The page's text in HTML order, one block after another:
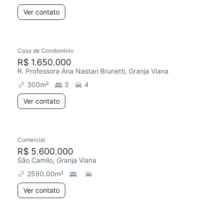
Ver contato
Casa de Condomínio
R$ 1.650.000
R. Professora Ana Nastari Brunetti, Granja Viana
300m² 3
4
Ver contato
Comercial
R$ 5.600.000
São Camilo, Granja Viana
2590.00m²
Ver contato